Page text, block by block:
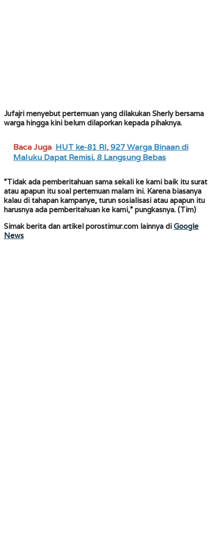
Jufajri menyebut pertemuan yang dilakukan Sherly bersama
warga hingga kini belum dilaporkan kepada pihaknya.
Baca Juga HUT ke-81 RI, 927 Warga Binaan di
Maluku Dapat Remisi, 8 Langsung Bebas
“Tidak ada pemberitahuan sama sekali ke kami baik itu surat
atau apapun itu soal pertemuan malam ini. Karena biasanya
kalau di tahapan kampanye, turun sosialisasi atau apapun itu
harusnya ada pemberitahuan ke kami,” pungkasnya. (Tim)
Simak berita dan artikel porostimur.com lainnya di Google
News